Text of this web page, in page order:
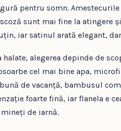
pentru somn.
sunt mai fine la atingere
iar satinul arată elegant,
halate, alegerea depinde de
cel mai bine apa,
de vacanță, bambusul
foarte fină, iar flanela e
de iarnă.